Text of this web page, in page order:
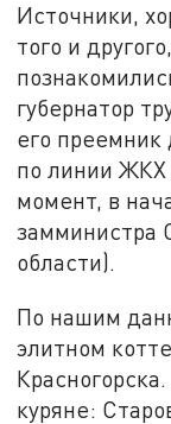
Источники,
того и
губернатор
его преемник
по линии ЖКХ
момент, в
замминистра
области).
По нашим
элитном
куряне: